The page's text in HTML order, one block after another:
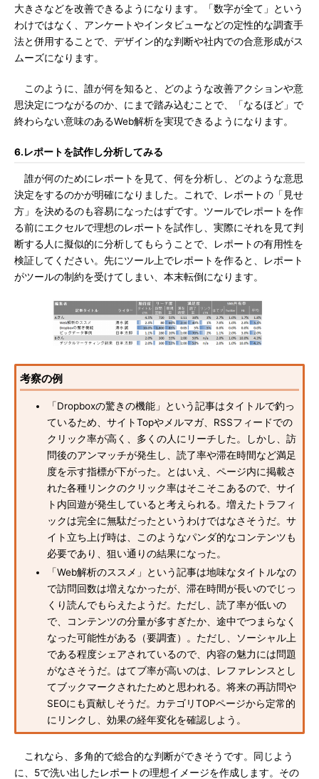
大きさなどを改善できるようになります。「数字が全て」という
わけではなく、アンケートやインタビューなどの定性的な調査手
法と併用することで、デザイン的な判断や社内での合意形成がス
ムーズになります。
このように、誰が何を知ると、どのような改善アクションや意
思決定につながるのか、にまで踏み込むことで、「なるほど」で
終わらない意味のあるWeb解析を実現できるようになります。
6.レポートを試作し分析してみる
誰が何のためにレポートを見て、何を分析し、どのような意思
決定をするのかが明確になりました。これで、レポートの「見せ
方」を決めるのも容易になったはずです。ツールでレポートを作
る前にエクセルで理想のレポートを試作し、実際にそれを見て判
断する人に擬似的に分析してもらうことで、レポートの有用性を
検証してください。先にツール上でレポートを作ると、レポート
がツールの制約を受けてしまい、本末転倒になります。
考察の例
「Dropboxの驚きの機能」という記事はタイトルで釣っ
ているため、サイトTopやメルマガ、RSSフィードでの
クリック率が高く、多くの人にリーチした。しかし、訪
問後のアンマッチが発生し、読了率や滞在時間など満足
度を示す指標が下がった。とはいえ、ページ内に掲載さ
れた各種リンクのクリック率はそこそこあるので、サイ
ト内回遊が発生していると考えられる。増えたトラフィ
ックは完全に無駄だったというわけではなさそうだ。サ
イト立ち上げ時は、このようなパンダ的なコンテンツも
必要であり、狙い通りの結果になった。
「Web解析のススメ」という記事は地味なタイトルなの
で訪問回数は増えなかったが、滞在時間が長いのでじっ
くり読んでもらえたようだ。ただし、読了率が低いの
で、コンテンツの分量が多すぎたか、途中でつまらなく
なった可能性がある（要調査）。ただし、ソーシャル上
である程度シェアされているので、内容の魅力には問題
がなさそうだ。はてブ率が高いのは、レファレンスとし
てブックマークされたためと思われる。将来の再訪問や
SEOにも貢献しそうだ。カテゴリTOPページから定常的
にリンクし、効果の経年変化を確認しよう。
これなら、多角的で総合的な判断ができそうです。同じよう
に、5で洗い出したレポートの理想イメージを作成します。その